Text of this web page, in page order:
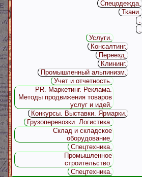
Спецодежда.
Ткани.
.
.
Услуги.
Консалтинг.
Переезд.
Клининг.
Промышленный альпинизм.
Учет и отчетность.
PR. Маркетинг. Реклама.
Методы продвижения товаров
услуг и идей.
Конкурсы. Выставки. Ярмарки.
Грузоперевозки. Логистика.
Склад и складское
оборудование.
Спецтехника.
Промышленное
строительство.
Спецтехника.